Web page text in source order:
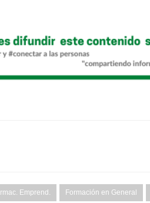
Emprend. Formación en General